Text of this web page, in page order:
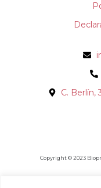
C. Berlín,
Copyright © 2023